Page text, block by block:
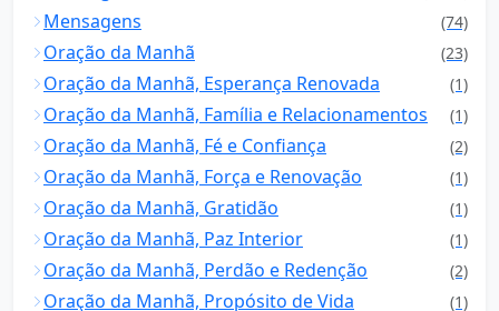
Mensagens (74)
Oração da Manhã (23)
Oração da Manhã, Esperança Renovada (1)
Oração da Manhã, Família e Relacionamentos (1)
Oração da Manhã, Fé e Confiança (2)
Oração da Manhã, Força e Renovação (1)
Oração da Manhã, Gratidão (1)
Oração da Manhã, Paz Interior (1)
Oração da Manhã, Perdão e Redenção (2)
Oração da Manhã, Propósito de Vida (1)